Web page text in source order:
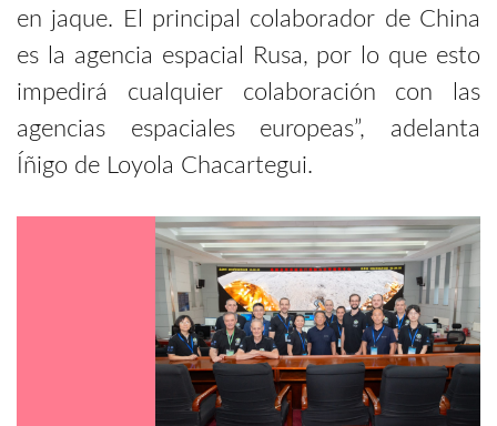
en jaque. El principal colaborador de China
es la agencia espacial Rusa, por lo que esto
impedirá cualquier colaboración con las
agencias espaciales europeas”, adelanta
Íñigo de Loyola Chacartegui.